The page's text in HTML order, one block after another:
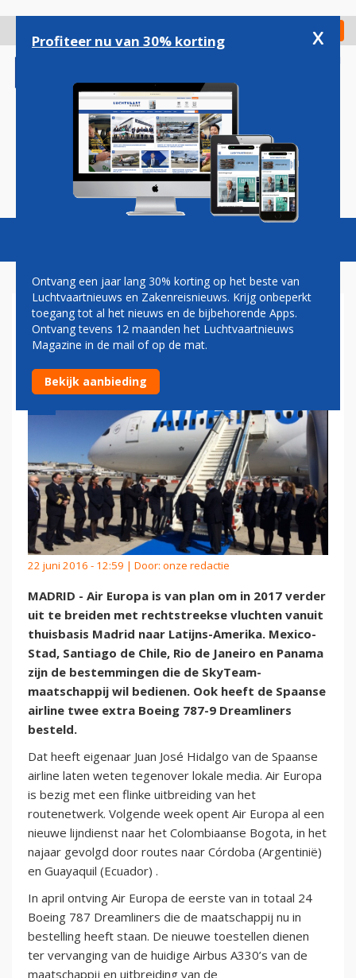
gaan
Check in
Magazine Podcasts Vacatures
AIR EUROPA BREIDT VERDER
UIT IN LATIJNS-AMERIKA
22 juni 2016 - 12:59 | Door: onze redactie
MADRID - Air Europa is van plan om in 2017 verder
uit te breiden met rechtstreekse vluchten vanuit
thuisbasis Madrid naar Latijns-Amerika. Mexico-
Stad, Santiago de Chile, Rio de Janeiro en Panama
zijn de bestemmingen die de SkyTeam-
maatschappij wil bedienen. Ook heeft de Spaanse
airline twee extra Boeing 787-9 Dreamliners
besteld.
Dat heeft eigenaar Juan José Hidalgo van de Spaanse
airline laten weten tegenover lokale media. Air Europa
is bezig met een flinke uitbreiding van het
routenetwerk. Volgende week opent Air Europa al een
nieuwe lijndienst naar het Colombiaanse Bogota, in het
najaar gevolgd door routes naar Córdoba (Argentinië)
en Guayaquil (Ecuador) .
In april ontving Air Europa de eerste van in totaal 24
Boeing 787 Dreamliners die de maatschappij nu in
bestelling heeft staan. De nieuwe toestellen dienen
ter vervanging van de huidige Airbus A330’s van de
maatschappij en uitbreiding van de
Profiteer nu van 30% korting x
Ontvang een jaar lang 30% korting op het beste van
Luchtvaartnieuws en Zakenreisnieuws. Krijg onbeperkt
toegang tot al het nieuws en de bijbehorende Apps.
Ontvang tevens 12 maanden het Luchtvaartnieuws
Magazine in de mail of op de mat.
Bekijk aanbieding